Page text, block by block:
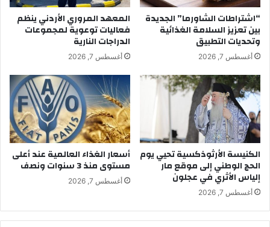
“اشتراطات الشاورما” الجديدة
بين تعزيز السلامة الغذائية
وتحديات التطبيق
أغسطس 7, 2026
المعهد المروري الأردني ينظم
فعاليات توعوية لمجموعات
الدراجات النارية
أغسطس 7, 2026
الكنيسة الأرثوذكسية تحيي يوم
الحج الوطني إلى موقع مار
إلياس الأثري في عجلون
أغسطس 7, 2026
أسعار الغذاء العالمية عند أعلى
مستوى منذ 3 سنوات ونصف
أغسطس 7, 2026